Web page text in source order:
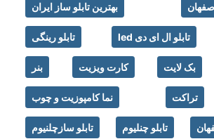
بهترین تابلو ساز ایران
تابلو ال ای دی led تابلو رینگی
بک لایت کارت ویزیت بنر
تراکت نما کامپوزیت و چوب
تابلو چنلیوم تابلو سازچلنیوم